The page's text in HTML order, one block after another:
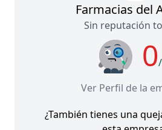
Farmacias del
Sin reputación
0
Ver Perfil de la
¿También tienes una